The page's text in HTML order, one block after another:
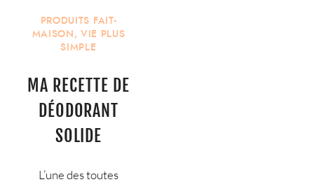
PRODUITS FAIT-
MAISON, VIE PLUS
SIMPLE
MA RECETTE DE
DÉODORANT
SOLIDE
L’une des toutes